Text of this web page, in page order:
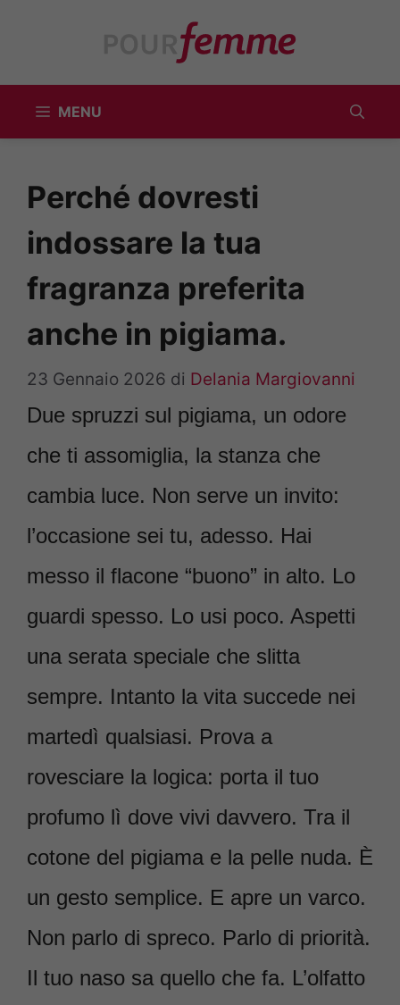
MENU
Perché dovresti
indossare la tua
fragranza preferita
anche in pigiama.
23 Gennaio 2026 di Delania Margiovanni
Due spruzzi sul pigiama, un odore
che ti assomiglia, la stanza che
cambia luce. Non serve un invito:
l’occasione sei tu, adesso. Hai
messo il flacone “buono” in alto. Lo
guardi spesso. Lo usi poco. Aspetti
una serata speciale che slitta
sempre. Intanto la vita succede nei
martedì qualsiasi. Prova a
rovesciare la logica: porta il tuo
profumo lì dove vivi davvero. Tra il
cotone del pigiama e la pelle nuda. È
un gesto semplice. E apre un varco.
Non parlo di spreco. Parlo di priorità.
Il tuo naso sa quello che fa. L’olfatto